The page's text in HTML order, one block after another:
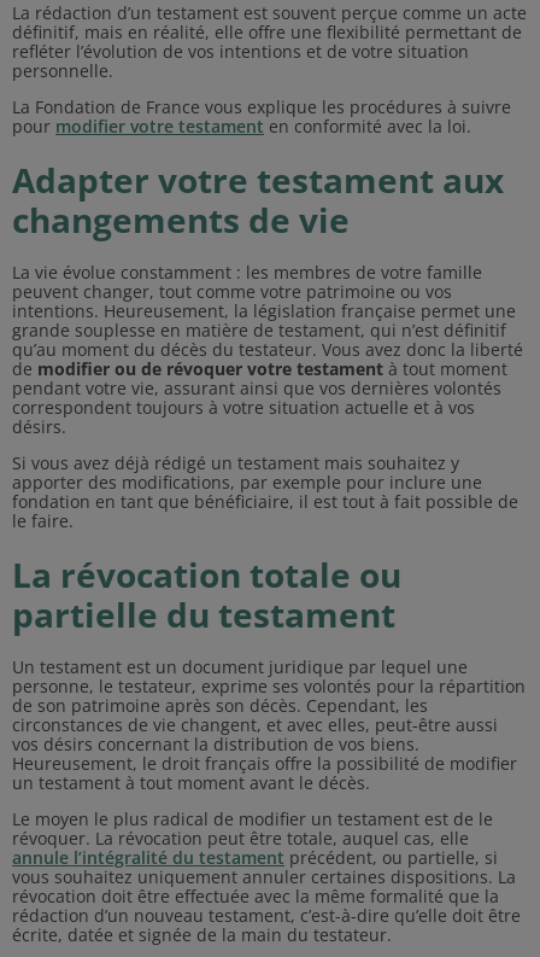
La rédaction d’un testament est souvent perçue comme un acte
définitif, mais en réalité, elle offre une flexibilité permettant de
refléter l’évolution de vos intentions et de votre situation
personnelle.
La Fondation de France vous explique les procédures à suivre
pour modifier votre testament en conformité avec la loi.
Adapter votre testament aux
changements de vie
La vie évolue constamment : les membres de votre famille
peuvent changer, tout comme votre patrimoine ou vos
intentions. Heureusement, la législation française permet une
grande souplesse en matière de testament, qui n’est définitif
qu’au moment du décès du testateur. Vous avez donc la liberté
de modifier ou de révoquer votre testament à tout moment
pendant votre vie, assurant ainsi que vos dernières volontés
correspondent toujours à votre situation actuelle et à vos
désirs.
Si vous avez déjà rédigé un testament mais souhaitez y
apporter des modifications, par exemple pour inclure une
fondation en tant que bénéficiaire, il est tout à fait possible de
le faire.
La révocation totale ou
partielle du testament
Un testament est un document juridique par lequel une
personne, le testateur, exprime ses volontés pour la répartition
de son patrimoine après son décès. Cependant, les
circonstances de vie changent, et avec elles, peut-être aussi
vos désirs concernant la distribution de vos biens.
Heureusement, le droit français offre la possibilité de modifier
un testament à tout moment avant le décès.
Le moyen le plus radical de modifier un testament est de le
révoquer. La révocation peut être totale, auquel cas, elle
annule l’intégralité du testament précédent, ou partielle, si
vous souhaitez uniquement annuler certaines dispositions. La
révocation doit être effectuée avec la même formalité que la
rédaction d’un nouveau testament, c’est-à-dire qu’elle doit être
écrite, datée et signée de la main du testateur.